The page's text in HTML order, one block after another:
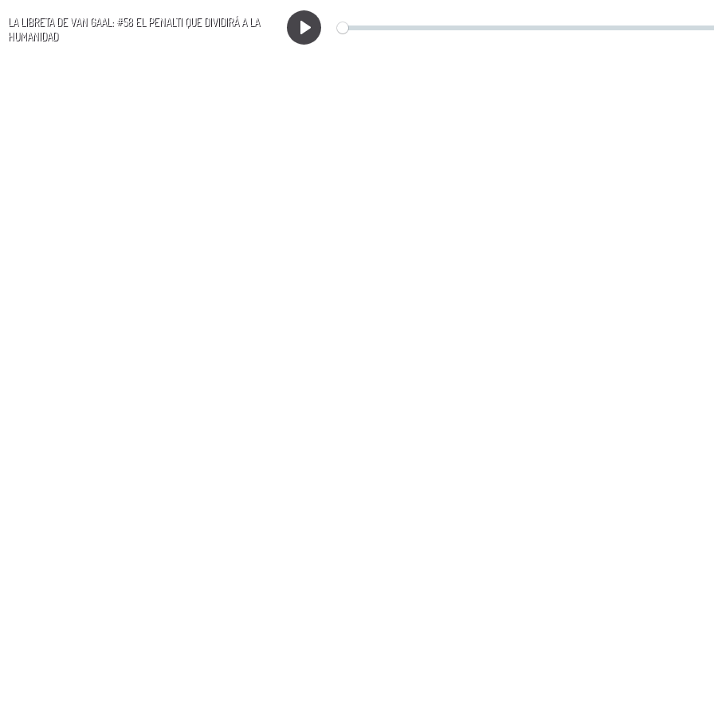
LA LIBRETA DE VAN GAAL: #58 EL PENALTI QUE DIVIDIRÁ A LA
HUMANIDAD
Play